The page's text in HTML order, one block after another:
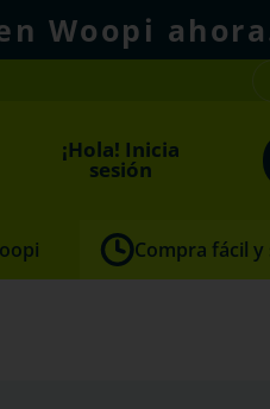
Woopi
¡Hola! Inicia
sesión
Compra fácil y